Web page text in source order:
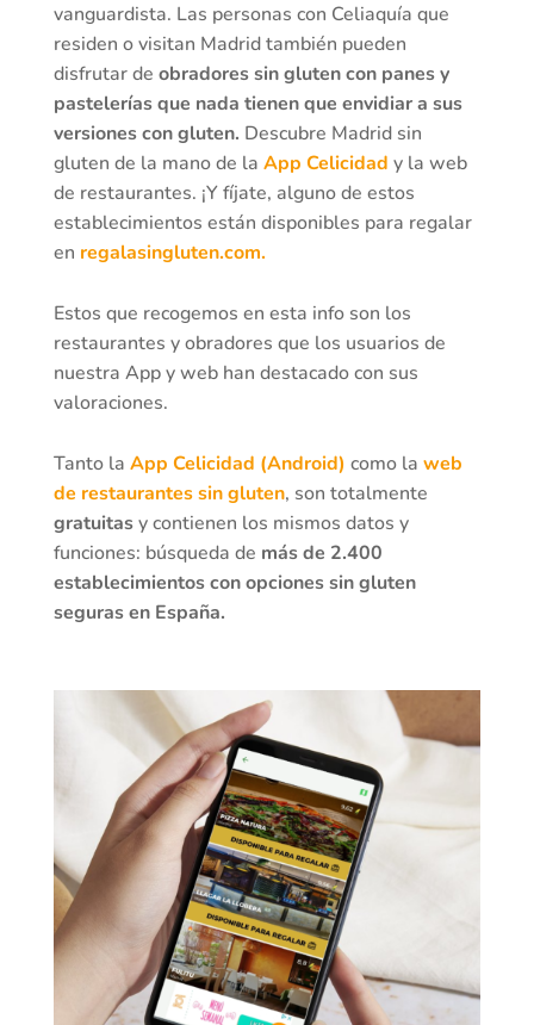
vanguardista. Las personas con Celiaquía que
residen o visitan Madrid también pueden
disfrutar de obradores sin gluten con panes y
pastelerías que nada tienen que envidiar a sus
versiones con gluten. Descubre Madrid sin
gluten de la mano de la App Celicidad y la web
de restaurantes. ¡Y fíjate, alguno de estos
establecimientos están disponibles para regalar
en regalasingluten.com.
Estos que recogemos en esta info son los
restaurantes y obradores que los usuarios de
nuestra App y web han destacado con sus
valoraciones.
Tanto la App Celicidad (Android) como la web
de restaurantes sin gluten, son totalmente
gratuitasy contienen los mismos datos y
funciones: búsqueda de más de 2.400
establecimientos con opciones sin gluten
seguras en España.